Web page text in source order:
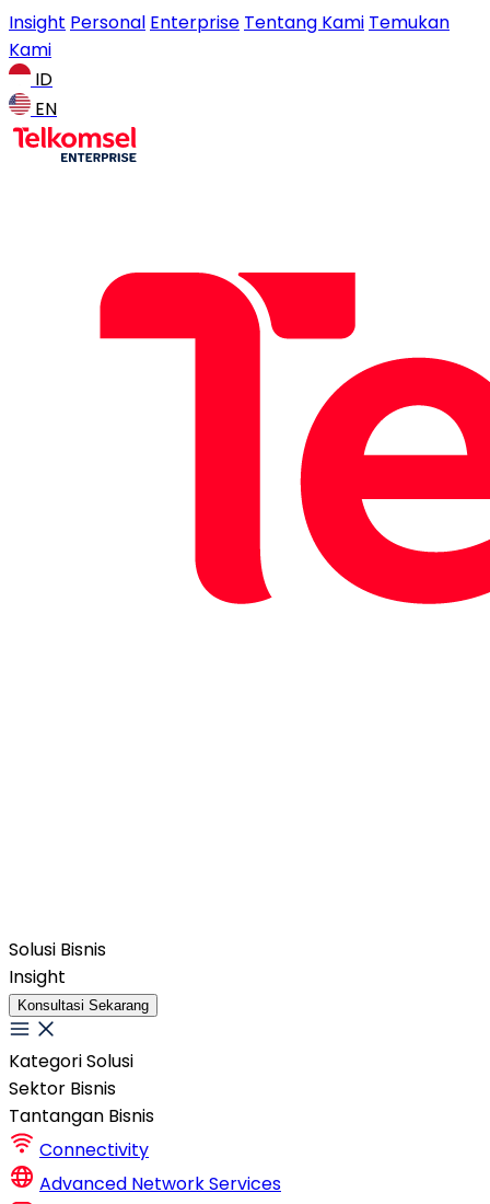
Insight Personal Enterprise Tentang Kami Temukan
Kami
ID
EN
Solusi Bisnis
Insight
Konsultasi Sekarang
Kategori Solusi
Sektor Bisnis
Tantangan Bisnis
Connectivity
Advanced Network Services